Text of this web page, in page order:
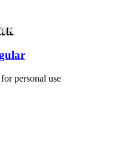
personal use